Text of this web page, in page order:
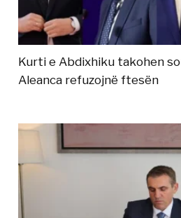
Kurti e Abdixhiku takohen
Aleanca refuzojnë ftesën